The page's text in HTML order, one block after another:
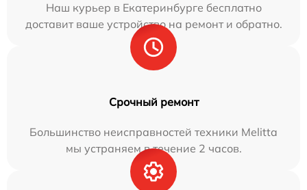
Наш курьер в Екатеринбурге бесплатно
доставит ваше устройство на ремонт и обратно.
Срочный ремонт
Большинство неисправностей техники Melitta
мы устраняем в течение 2 часов.